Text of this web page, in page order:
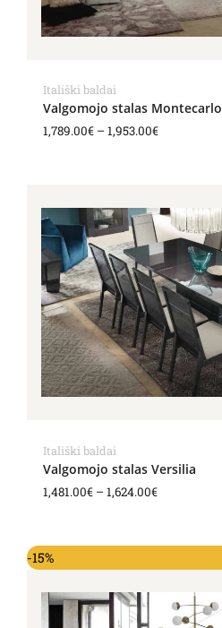
Itališki baldai
Valgomojo stalas Montecarlo
1,789.00€ –1,953.00€
Itališki baldai
Valgomojo stalas Versilia
1,481.00€ –1,624.00€
range:
1,481.00€
through
1,624.00€
-15%